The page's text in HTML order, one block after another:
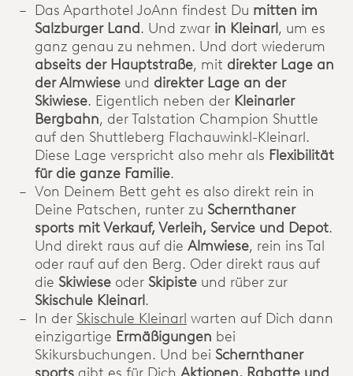
Das Aparthotel JoAnn findest Du mitten im
Salzburger Land. Und zwar in Kleinarl, um es
ganz genau zu nehmen. Und dort wiederum
abseits der Hauptstraße, mit direkter Lage an
der Almwiese und direkter Lage an der
Skiwiese. Eigentlich neben der Kleinarler
Bergbahn, der Talstation Champion Shuttle
auf den Shuttleberg Flachauwinkl-Kleinarl.
Diese Lage verspricht also mehr als Flexibilität
für die ganze Familie.
Von Deinem Bett geht es also direkt rein in
Deine Patschen, runter zu Schernthaner
sports mit Verkauf, Verleih, Service und Depot.
Und direkt raus auf die Almwiese, rein ins Tal
oder rauf auf den Berg. Oder direkt raus auf
die Skiwiese oder Skipiste und rüber zur
Skischule Kleinarl.
In der Skischule Kleinarl warten auf Dich dann
einzigartige Ermäßigungen bei
Skikursbuchungen. Und bei Schernthaner
sports gibt es für Dich Aktionen, Rabatte und